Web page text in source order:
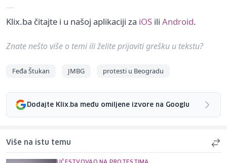
Klix.ba čitajte i u našoj aplikaciji za iOS ili Android.
Znate nešto više o temi ili želite prijaviti grešku u tekstu?
Feđa Štukan JMBG protesti u Beogradu
Dodajte Klix.ba među omiljene izvore na Googlu
Više na istu temu